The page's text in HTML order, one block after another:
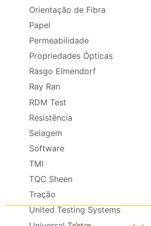
Orientação de Fibra
Papel
Permeabilidade
Propriedades Ópticas
Rasgo Elmendorf
Ray Ran
RDM Test
Resistência
Selagem
Software
TMI
TQC Sheen
Tração
United Testing Systems